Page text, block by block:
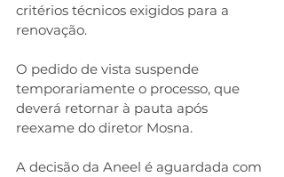
critérios técnicos exigidos para a
renovação.
O pedido de vista suspende
temporariamente o processo, que
deverá retornar à pauta após
reexame do diretor Mosna.
A decisão da Aneel é aguardada com